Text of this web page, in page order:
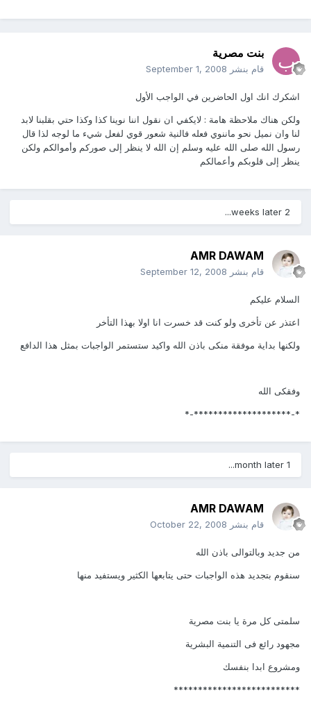
بنت مصرية
قام بنشر September 1, 2008
اشكرك انك اول الحاضرين في الواجب الأول
ولكن هناك ملاحظة هامة : لايكفي ان نقول اننا نوينا كذا وكذا حتي بقلبنا لابد
لنا وان نميل نحو ماننوي فعله فالنية شعور قوي لفعل شيء ما لوجه لذا قال
رسول الله صلى الله عليه وسلم إن الله لا ينظر إلى صوركم وأموالكم ولكن
ينظر إلى قلوبكم وأعمالكم
2 weeks later...
AMR DAWAM
قام بنشر September 12, 2008
السلام عليكم
اعتذر عن تأخرى ولو كنت قد خسرت انا اولا بهذا التأخر
ولكنها بداية موفقة منكى باذن الله واكيد ستستمر الواجبات بمثل هذا الدافع
وفقكى الله
*-********************-*
AMR DAWAM
قام بنشر October 22, 2008
من جديد وبالتوالى باذن الله
سنقوم بتجديد هذه الواجبات حتى يتابعها الكثير ويستفيد منها
سلمتى كل مرة يا بنت مصرية
مجهود رائع فى التنمية البشرية
ومشروع ابدا بنفسك
**************************